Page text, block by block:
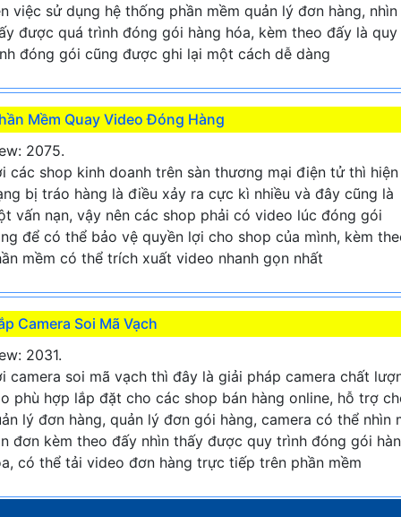
việc sử dụng hệ thống phần mềm quản lý đơn hàng, nhìn
được quá trình đóng gói hàng hóa, kèm theo đấy là quy
đóng gói cũng được ghi lại một cách dễ dàng
Mềm Quay Video Đóng Hàng
2075.
các shop kinh doanh trên sàn thương mại điện tử thì hiện
bị tráo hàng là điều xảy ra cực kì nhiều và đây cũng là
vấn nạn, vậy nên các shop phải có video lúc đóng gói
để có thể bảo vệ quyền lợi cho shop của mình, kèm
mềm có thể trích xuất video nhanh gọn nhất
Camera Soi Mã Vạch
2031.
camera soi mã vạch thì đây là giải pháp camera chất
phù hợp lắp đặt cho các shop bán hàng online, hỗ trợ
lý đơn hàng, quản lý đơn gói hàng, camera có thể nhìn
đơn kèm theo đấy nhìn thấy được quy trình đóng gói
có thể tải video đơn hàng trực tiếp trên phần mềm